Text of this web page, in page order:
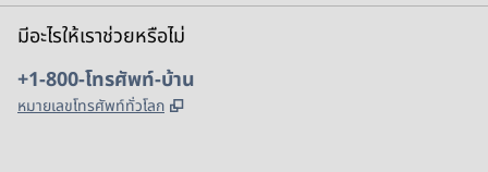
มีอะไรให้เราช่วยหรือไม่
โทรศัพท์:
+1-800-โทรศัพท์-บ้าน
หมายเลขโทรศัพท์ทั่วโลก ,